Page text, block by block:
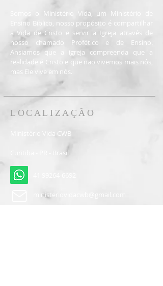
Somos o Ministério Vida, um Ministério de
Ensino Bíblico, nosso propósito é compartilhar
a Vida de Cristo e servir a Igreja através de
nosso chamado Profético e de Ensino.
Ansiamos que a igreja compreenda que a
realidade é Cristo e que não vivemos mais nós,
mas Ele vive em nós.
ministeriovidacwb@gmail.com
LOCALIZAÇÃO
Ministério Vida CWB
Curitiba - PR - Brasil